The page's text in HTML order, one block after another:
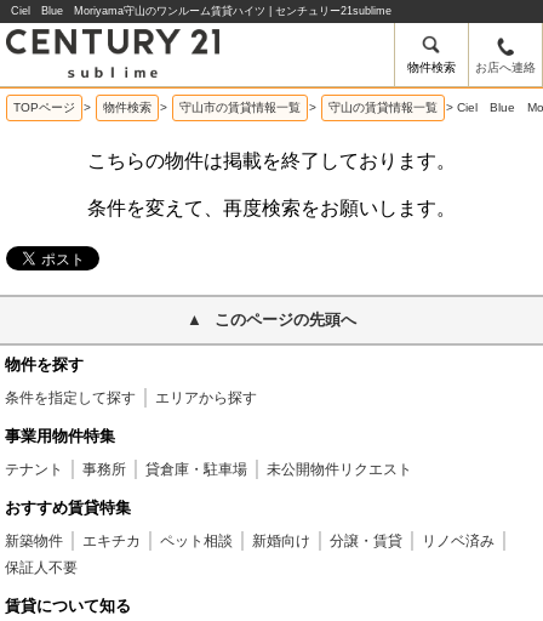
Ciel Blue Moriyama守山のワンルーム賃貸ハイツ | センチュリー21sublime
物件検索 お店へ連絡
TOPページ > 物件検索 > 守山市の賃貸情報一覧 > 守山の賃貸情報一覧 > Ciel Blue
こちらの物件は掲載を終了しております。
条件を変えて、再度検索をお願いします。
このページの先頭へ
物件を探す
条件を指定して探す エリアから探す
事業用物件特集
テナント 事務所 貸倉庫・駐車場 未公開物件リクエスト
おすすめ賃貸特集
新築物件 エキチカ ペット相談 新婚向け 分譲・賃貸
リノベ済み
保証人不要
賃貸について知る